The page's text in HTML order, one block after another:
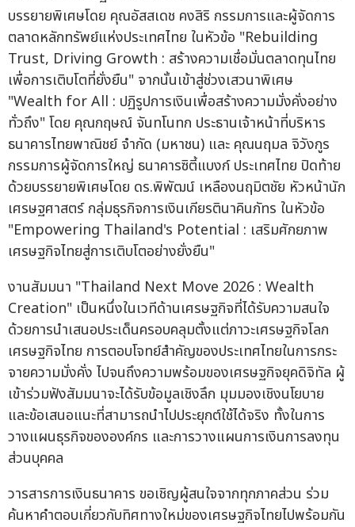
บรรยายพิเศษโดย คุณอัสสเดช คงสิริ กรรมการและผู้จัดการ
ตลาดหลักทรัพย์แห่งประเทศไทย ในหัวข้อ "Rebuilding
Trust, Driving Growth : สร้างความเชื่อมั่นตลาดทุนไทย
เพื่อการเติบโตที่ยั่งยืน" จากนั้นเข้าสู่ช่วงเสวนาพิเศษ
"Wealth for All : ปฏิรูปการเงินเพื่อสร้างความมั่งคั่งอย่าง
ทั่วถึง" โดย คุณกฤษณ์ จันทโนทก ประธานเจ้าหน้าที่บริหาร
ธนาคารไทยพาณิชย์ จำกัด (มหาชน) และ คุณนฤมล จิวังกูร
กรรมการผู้จัดการใหญ่ ธนาคารซิตี้แบงก์ ประเทศไทย ปิดท้าย
ด้วยบรรยายพิเศษโดย ดร.พิพัฒน์ เหลืองนฤมิตชัย หัวหน้านัก
เศรษฐศาสตร์ กลุ่มธุรกิจการเงินเกียรตินาคินภัทร ในหัวข้อ
"Empowering Thailand's Potential : เสริมศักยภาพ
เศรษฐกิจไทยสู่การเติบโตอย่างยั่งยืน"
งานสัมมนา "Thailand Next Move 2026 : Wealth
Creation" เป็นหนึ่งในเวทีด้านเศรษฐกิจที่ได้รับความสนใจ
ด้วยการนำเสนอประเด็นครอบคลุมตั้งแต่ภาวะเศรษฐกิจโลก
เศรษฐกิจไทย การตอบโจทย์สำคัญของประเทศไทยในการกระ
จายความมั่งคั่ง ไปจนถึงความพร้อมของเศรษฐกิจยุคดิจิทัล ผู้
เข้าร่วมฟังสัมมนาจะได้รับข้อมูลเชิงลึก มุมมองเชิงนโยบาย
และข้อเสนอแนะที่สามารถนำไปประยุกต์ใช้ได้จริง ทั้งในการ
วางแผนธุรกิจขององค์กร และการวางแผนการเงินการลงทุน
ส่วนบุคคล
วารสารการเงินธนาคาร ขอเชิญผู้สนใจจากทุกภาคส่วน ร่วม
ค้นหาคำตอบเกี่ยวกับทิศทางใหม่ของเศรษฐกิจไทยไปพร้อมกัน